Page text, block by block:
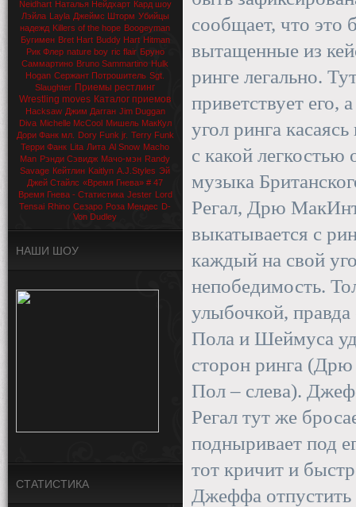
Neidhart Наталья Нейдхарт Кард шоу
Лэйла Layla Джеймс Шторм Убийцы
надежд Killers of the hope Boogeyman
Бугимен Bret Hart Buddy Hart Hitman
Рик Флер nature boy ric flair Бруно
Саммартино Bruno Sammartino Hulk
Hogan Сержант Потрошитель Sgt.
Slaughter Приемы рестлинг
Wrestling moves Каталог приемов
Hacksaw Джим Дагган Jim Duggan
Diva Michelle McCool Мишель МакКул
Дори Фанк мл.
Dory Funk jr. Terry Funk
Терри Фанк Lita Лита Al Snow Macho
Man Рэнди Сэвидж Мачо-мэн Randy
Savage Кейтлин Kaitlyn A.J.Styles Эй
Джей Стайлс «Время Гнева» # 47
Время Гнева - Статистика Jester Lord
Tensai Rhino Сезаро Роза Мендес D-
Von Dudley
НАШИ ШОУ
СТАТИСТИКА
сообщает, что это
вытащенные из
ринге легально.
приветствует его,
угол ринга
с какой
музыка
Регал, Дрю
выкатывается с
каждый на свой
непобедимость.
улыбочкой,
Пола и Шеймуса
сторон ринга
Пол – слева).
Регал тут же
подныривает под
тот кричит и
Джеффа отпустить